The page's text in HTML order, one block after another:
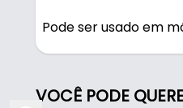
Pode ser usado em
é feita por parafuso
VOCÊ PODE